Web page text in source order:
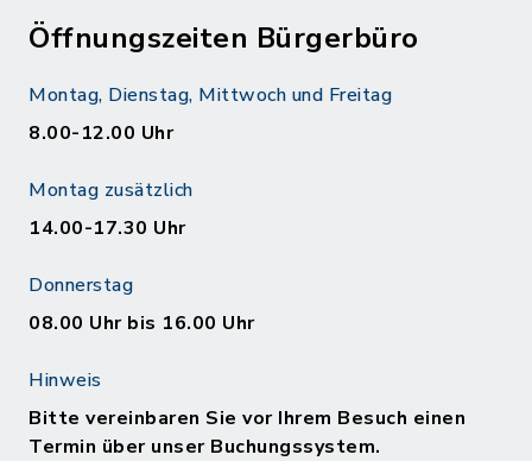
Öffnungszeiten Bürgerbüro
Montag, Dienstag, Mittwoch und Freitag
8.00-12.00 Uhr
Montag zusätzlich
14.00-17.30 Uhr
Donnerstag
08.00 Uhr bis 16.00 Uhr
Hinweis
Bitte vereinbaren Sie vor Ihrem Besuch einen
Termin über unser Buchungssystem.